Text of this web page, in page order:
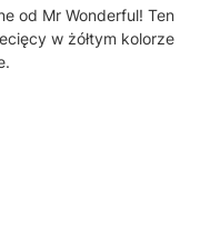
od Mr Wonderful! Ten
w żółtym kolorze